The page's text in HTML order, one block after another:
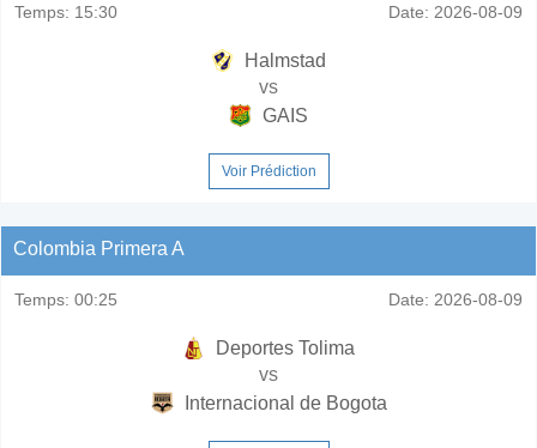
Temps: 15:30 Date: 2026-08-09
Halmstad
vs
GAIS
Voir Prédiction
Colombia Primera A
Temps: 00:25 Date: 2026-08-09
Deportes Tolima
vs
Internacional de Bogota